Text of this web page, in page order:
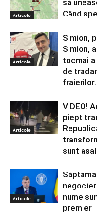
Articole
să
Când
Articole
Simion,
Simion,
tocmai
de
Articole
VIDEO!
piept
sunt
Articole
nume
premier